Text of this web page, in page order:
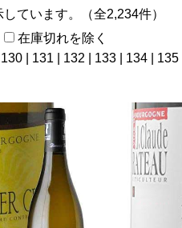
ています。（全2,234件）
在庫切れを除く
130 131 132 133 | 134 | 135